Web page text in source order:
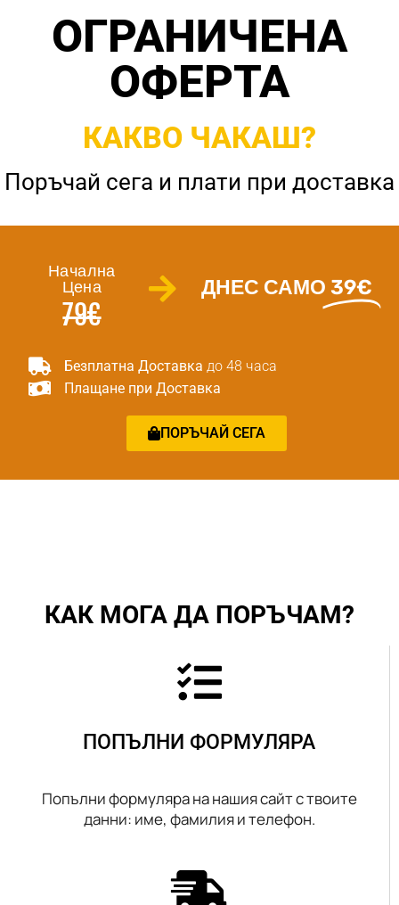
ОГРАНИЧЕНА
ОФЕРТА
КАКВО ЧАКАШ?
Поръчай сега и плати при доставка
Начална
Цена
79€
ДНЕС САМО 39€
Безплатна Доставка до 48 часа
Плащане при Доставка
ПОРЪЧАЙ СЕГА
КАК МОГА ДА ПОРЪЧАМ?
ПОПЪЛНИ ФОРМУЛЯРА
Попълни формуляра на нашия сайт с твоите
данни: име, фамилия и телефон.